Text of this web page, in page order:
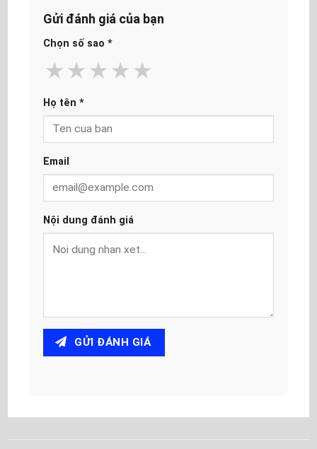
Gửi đánh giá của bạn
Chọn số sao *
★
★
★
★
★
Họ tên *
Email
Nội dung đánh giá
GỬI ĐÁNH GIÁ